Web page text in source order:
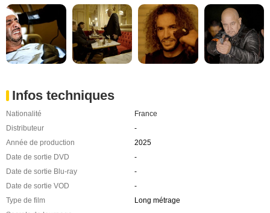
Infos techniques
Nationalité
France
Distributeur
-
Année de production
2025
Date de sortie DVD
-
Date de sortie Blu-ray
-
Date de sortie VOD
-
Type de film
Long métrage